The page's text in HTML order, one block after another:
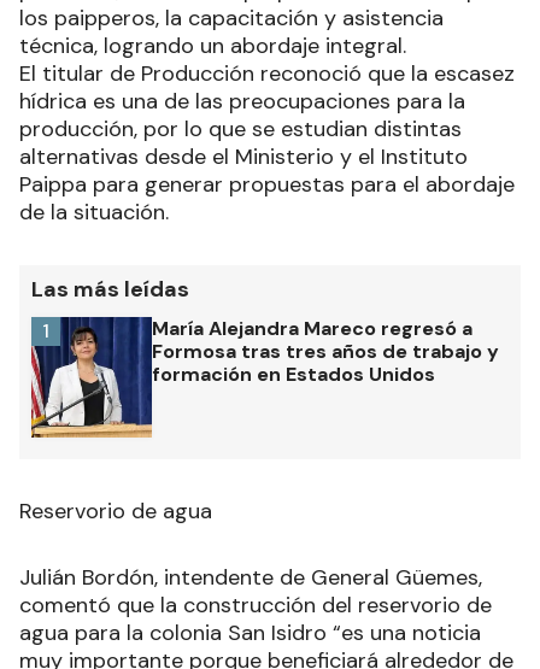
los paipperos, la capacitación y asistencia
técnica, logrando un abordaje integral.
El titular de Producción reconoció que la escasez
hídrica es una de las preocupaciones para la
producción, por lo que se estudian distintas
alternativas desde el Ministerio y el Instituto
Paippa para generar propuestas para el abordaje
de la situación.
Las más leídas
María Alejandra Mareco regresó a
Formosa tras tres años de trabajo y
formación en Estados Unidos
1
Reservorio de agua
Julián Bordón, intendente de General Güemes,
comentó que la construcción del reservorio de
agua para la colonia San Isidro “es una noticia
muy importante porque beneficiará alrededor de